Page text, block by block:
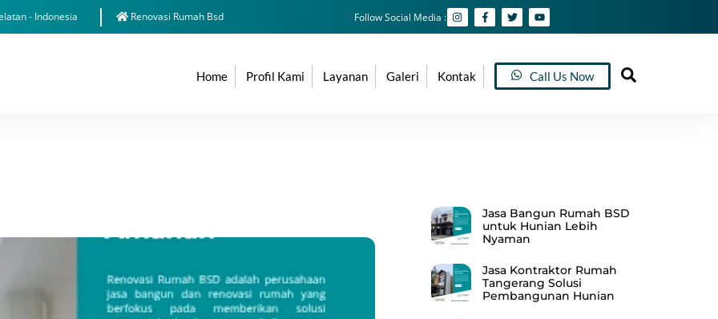
- Indonesia Renovasi Rumah Bsd Follow Social Media :
Home Profil Kami Layanan Galeri Kontak Call Us Now
Jasa Bangun Rumah BSD
untuk Hunian Lebih
Nyaman
Jasa Kontraktor Rumah
Tangerang Solusi
Pembangunan Hunian